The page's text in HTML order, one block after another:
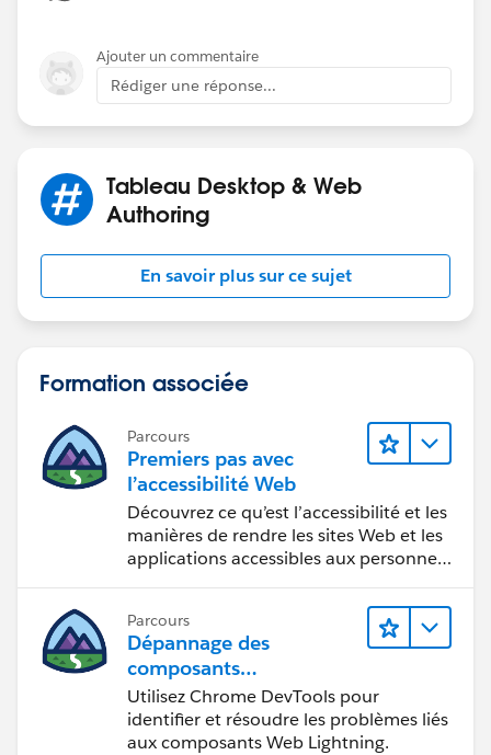
Ajouter un commentaire
Rédiger une réponse...
Tableau Desktop & Web
Authoring
En savoir plus sur ce sujet
Formation associée
Parcours
Premiers pas avec
l’accessibilité Web
Découvrez ce qu’est l’accessibilité et les
manières de rendre les sites Web et les
applications accessibles aux personnes
Parcours
Dépannage des
composants
Web Lightning
Utilisez Chrome DevTools pour
identifier et résoudre les problèmes liés
aux composants Web Lightning.